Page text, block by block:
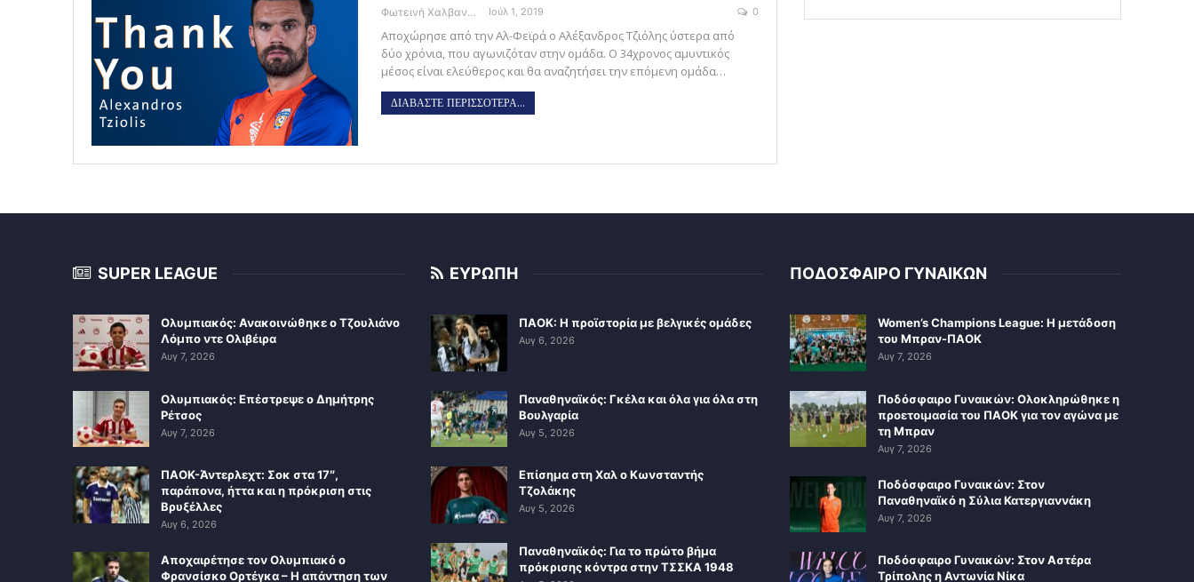
Φωτεινή Χαλβαντζή Ιούλ 1, 2019 0
Αποχώρησε από την Αλ-Φεϊρά ο Αλέξανδρος Τζιόλης ύστερα από
δύο χρόνια, που αγωνιζόταν στην ομάδα. Ο 34χρονος αμυντικός
μέσος είναι ελεύθερος και θα αναζητήσει την επόμενη ομάδα…
ΔΙΑΒΑΣΤΕ ΠΕΡΙΣΣΟΤΕΡΑ...
SUPER LEAGUE
Ολυμπιακός: Ανακοινώθηκε ο Τζουλιάνο
Λόμπο ντε Ολιβέιρα
Αυγ 7, 2026
Ολυμπιακός: Επέστρεψε ο Δημήτρης
Ρέτσος
Αυγ 7, 2026
ΠΑΟΚ-Άντερλεχτ: Σοκ στα 17″,
παράπονα, ήττα και η πρόκριση στις
Βρυξέλλες
Αυγ 6, 2026
Αποχαιρέτησε τον Ολυμπιακό ο
Φρανσίσκο Ορτέγκα – Η απάντηση των
ΕΥΡΩΠΗ
ΠΑΟΚ: Η προϊστορία με βελγικές ομάδες
Αυγ 6, 2026
Παναθηναϊκός: Γκέλα και όλα για όλα στη
Βουλγαρία
Αυγ 5, 2026
Επίσημα στη Χαλ ο Κωνσταντής
Τζολάκης
Αυγ 5, 2026
Παναθηναϊκός: Για το πρώτο βήμα
πρόκρισης κόντρα στην ΤΣΣΚΑ 1948
ΠΟΔΟΣΦΑΙΡΟ ΓΥΝΑΙΚΩΝ
Women’s Champions League: Η μετάδοση
του Μπραν-ΠΑΟΚ
Αυγ 7, 2026
Ποδόσφαιρο Γυναικών: Ολοκληρώθηκε η
προετοιμασία του ΠΑΟΚ για τον αγώνα με
τη Μπραν
Αυγ 7, 2026
Ποδόσφαιρο Γυναικών: Στον
Παναθηναϊκό η Σύλια Κατεργιαννάκη
Αυγ 7, 2026
Ποδόσφαιρο Γυναικών: Στον Αστέρα
Τρίπολης η Αντωνία Νίκα